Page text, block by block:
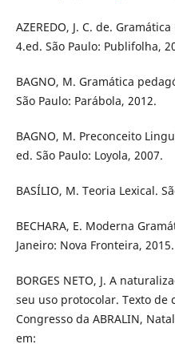
AZEREDO, J. C. de.
4.ed. São Paulo: Publifolha,
BAGNO, M. Gramática
São Paulo: Parábola, 2012.
BAGNO, M. Preconceito
ed. São Paulo: Loyola, 2007.
BASÍLIO, M. Teoria Lexical.
BECHARA, E. Moderna
Janeiro: Nova Fronteira, 2015.
BORGES NETO, J. A
seu uso protocolar. Texto
Congresso da ABRALIN,
em: